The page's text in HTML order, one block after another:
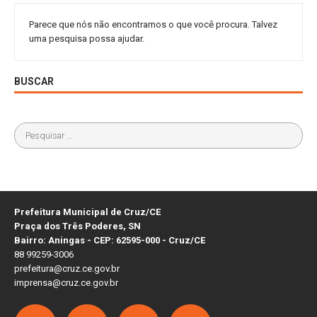
Parece que nós não encontramos o que você procura. Talvez
uma pesquisa possa ajudar.
BUSCAR
Prefeitura Municipal de Cruz/CE
Praça dos Três Poderes, SN
Bairro: Aningas - CEP: 62595-000 - Cruz/CE
88 99259-3006
prefeitura@cruz.ce.gov.br
imprensa@cruz.ce.gov.br